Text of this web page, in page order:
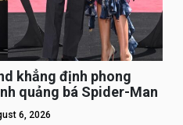
khẳng định phong
quảng bá Spider-Man
6, 2026